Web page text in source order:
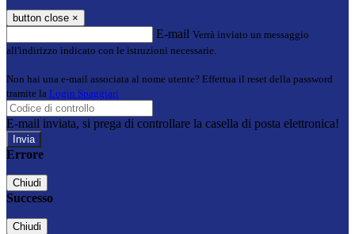
button close ×
E-mail Verrà inviato un messaggio
all'indirizzo indicato con le istruzioni necessarie.
Non hai una e-mail associata al nome utente? Effettua il reset della password
tramite la Login Spaggiari
E-mail inviata, si prega di controllare la casella di posta elettronica!
Errore
Chiudi
Successo
Chiudi